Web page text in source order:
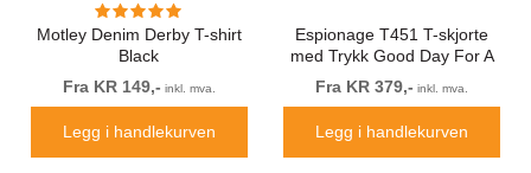
Motley Denim Derby T-shirt
Black
Fra KR 149,- inkl. mva.
Legg i handlekurven
Espionage T451 T-skjorte
med Trykk Good Day For A
Ride Svart
Fra KR 379,- inkl. mva.
Legg i handlekurven